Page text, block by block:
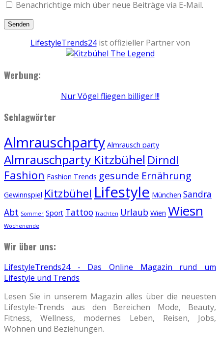
Benachrichtige mich über neue Beiträge via E-Mail.
LifestyleTrends24ist offizieller Partner von
Werbung:
Nur Vögel fliegen billiger !!!
Schlagwörter
Almrauschparty Almrausch party
Almrauschparty Kitzbühel Dirndl
Fashion Fashion Trends gesunde Ernährung
Gewinnspiel Kitzbühel Lifestyle München Sandra
Abt Sommer Sport Tattoo Trachten Urlaub Wien Wiesn
Wochenende
Wir über uns:
LifestyleTrends24 - Das Online Magazin rund um
Lifestyle und Trends
Lesen Sie in unserem Magazin alles über die neuesten
Lifestyle-Trends aus den Bereichen Mode, Beauty,
Fitness, Wellness, modernes Leben, Reisen, Jobs,
Wohnen und Beziehungen.